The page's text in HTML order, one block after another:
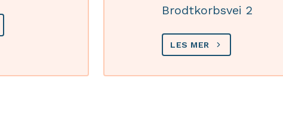
Brodtkorbsvei 2
LES MER